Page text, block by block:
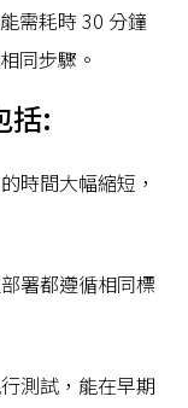
需耗時 30 分鐘
同步驟。
括:
時間大幅縮短，
署都遵循相同標
測試，能在早期